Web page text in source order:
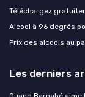
Téléchargez
Alcool à 96 degrés
Prix des alcools au
Les derniers